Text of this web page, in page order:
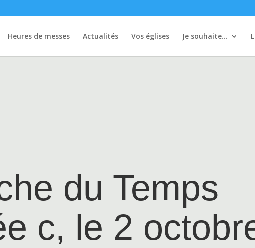
Heures de messes Actualités Vos églises Je souhaite…
du Temps
c, le 2